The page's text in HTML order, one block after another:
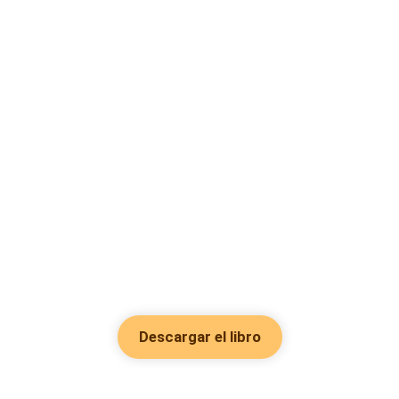
Descargar el libro